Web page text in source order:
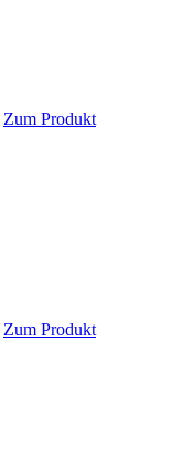
Zum ProduktDieses
Zum ProduktDieses